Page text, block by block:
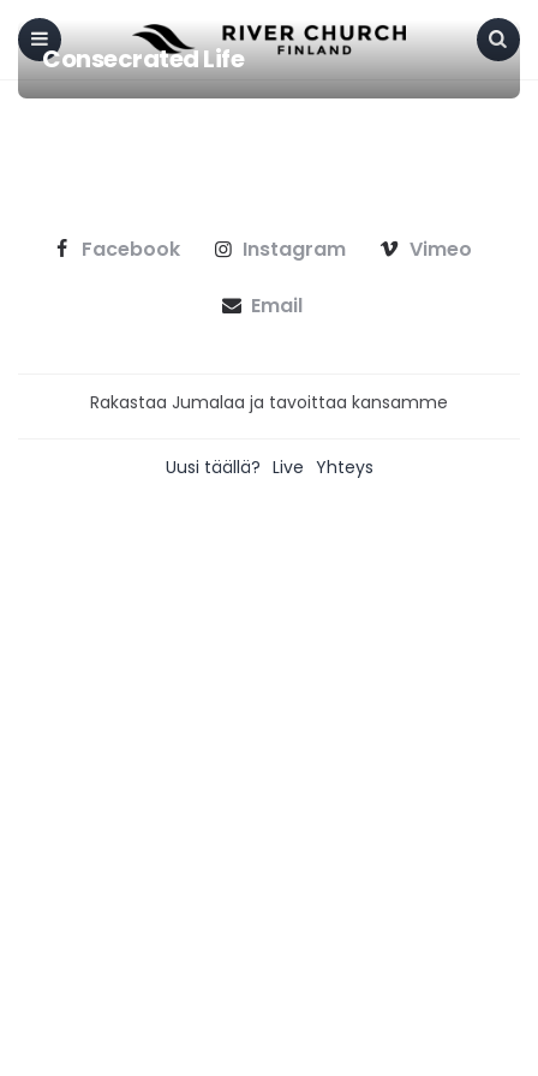
Menu Search
Consecrated Life
Facebook Instagram Vimeo
Email
Rakastaa Jumalaa ja tavoittaa kansamme
Uusi täällä? Live Yhteys